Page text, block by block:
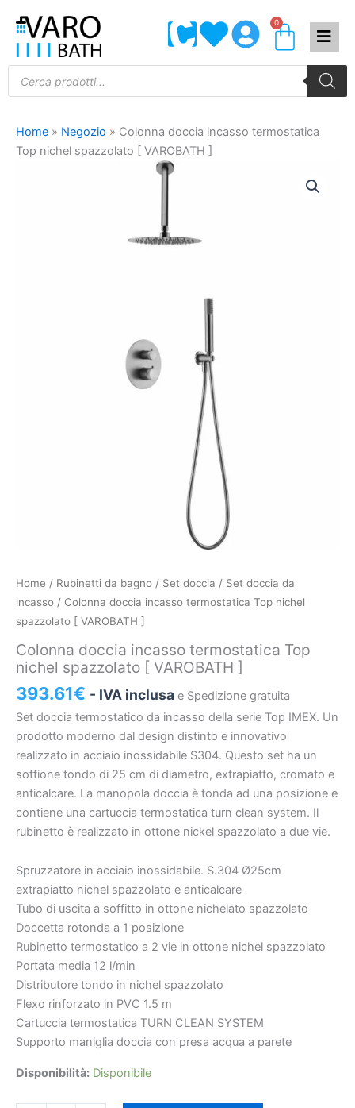
contenuto
0
€250 €238
Products
search
Home » Negozio » Colonna doccia incasso termostatica
Top nichel spazzolato [ VAROBATH ]
Home / Rubinetti da bagno / Set doccia / Set doccia da
incasso / Colonna doccia incasso termostatica Top nichel
spazzolato [ VAROBATH ]
Colonna doccia incasso termostatica Top
nichel spazzolato [ VAROBATH ]
393.61€ - IVA inclusa e Spedizione gratuita
Set doccia termostatico da incasso della serie Top IMEX. Un
prodotto moderno dal design distinto e innovativo
realizzato in acciaio inossidabile S304. Questo set ha un
soffione tondo di 25 cm di diametro, extrapiatto, cromato e
anticalcare. La manopola doccia è tonda ad una posizione e
contiene una cartuccia termostatica turn clean system. Il
rubinetto è realizzato in ottone nickel spazzolato a due vie.
Spruzzatore in acciaio inossidabile. S.304 Ø25cm
extrapiatto nichel spazzolato e anticalcare
Tubo di uscita a soffitto in ottone nichelato spazzolato
Doccetta rotonda a 1 posizione
Rubinetto termostatico a 2 vie in ottone nichel spazzolato
Portata media 12 l/min
Distributore tondo in nichel spazzolato
Flexo rinforzato in PVC 1.5 m
Cartuccia termostatica TURN CLEAN SYSTEM
Supporto maniglia doccia con presa acqua a parete
Disponibilità: Disponibile
Colonna
doccia
incasso
Top
nichel
spazzolato
[
VAROBATH
]
quantità